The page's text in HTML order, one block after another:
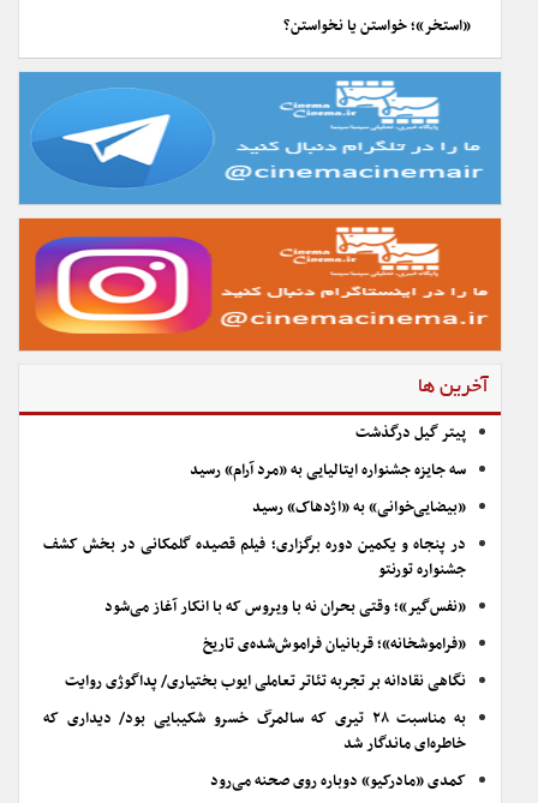
«استخر»؛ خواستن یا نخواستن؟
آخرین ها
پیتر گیل درگذشت
سه جایزه جشنواره ایتالیایی به «مرد آرام» رسید
«بیضایی‌خوانی» به «اژدهاک» رسید
در پنجاه و یکمین دوره برگزاری؛ فیلم قصیده گلمکانی در بخش کشف
جشنواره تورنتو
«نفس‌گیر»؛ وقتی بحران نه با ویروس که با انکار آغاز می‌شود
«فراموشخانه»؛ قربانیان فراموش‌شده‌ی تاریخ
نگاهی نقادانه بر تجربه تئاتر تعاملی ایوب بختیاری/ پداگوژی روایت
به مناسبت ۲۸ تیری که سالمرگ خسرو شکیبایی بود/ دیداری که
خاطره‌ای ماندگار شد
کمدی «مادرکیو» دوباره روی صحنه می‌رود